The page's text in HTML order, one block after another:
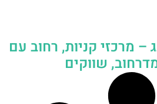
– מרכזי קניות, רחוב עם
שווקים